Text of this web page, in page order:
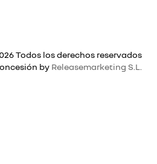
Todos los derechos reservados
by Releasemarketing S.L.